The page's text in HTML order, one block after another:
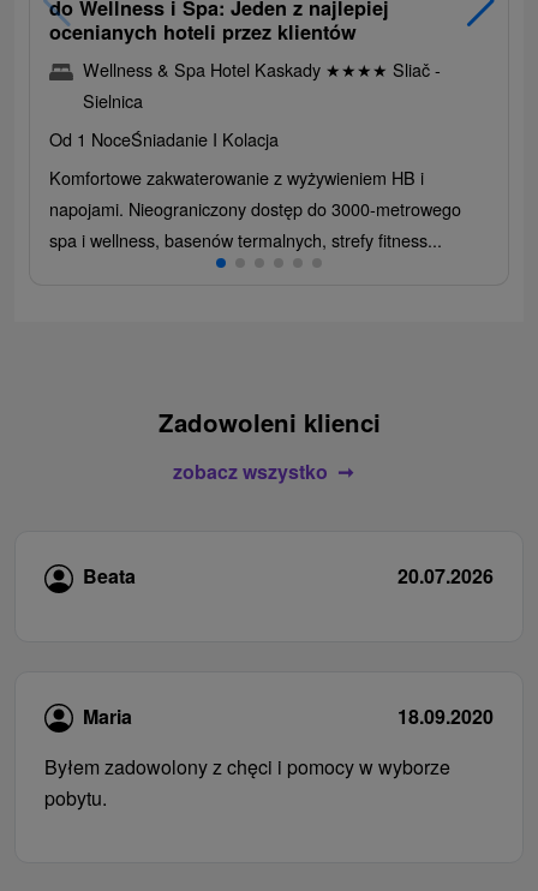
do Wellness i Spa: Jeden z najlepiej
ocenianych hoteli przez klientów
Wellness & Spa Hotel Kaskady ★★★★ Sliač -
Sielnica
Od 1 NoceŚniadanie I Kolacja
Komfortowe zakwaterowanie z wyżywieniem HB i
napojami. Nieograniczony dostęp do 3000-metrowego
spa i wellness, basenów termalnych, strefy fitness...
Zadowoleni klienci
zobacz wszystko
Beata 20.07.2026
Maria
18.09.2020
Byłem zadowolony z chęci i pomocy w wyborze
pobytu.